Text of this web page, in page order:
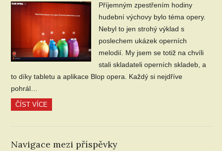
Příjemným zpestřením hodiny
hudební výchovy bylo téma opery.
Nebyl to jen strohý výklad s
poslechem ukázek operních
melodií. My jsem se totiž na chvíli
stali skladateli operních skladeb, a
to díky tabletu a aplikace Blop opera. Každý si nejdříve
pohrál…
ČÍST VÍCE
Navigace mezi příspěvky